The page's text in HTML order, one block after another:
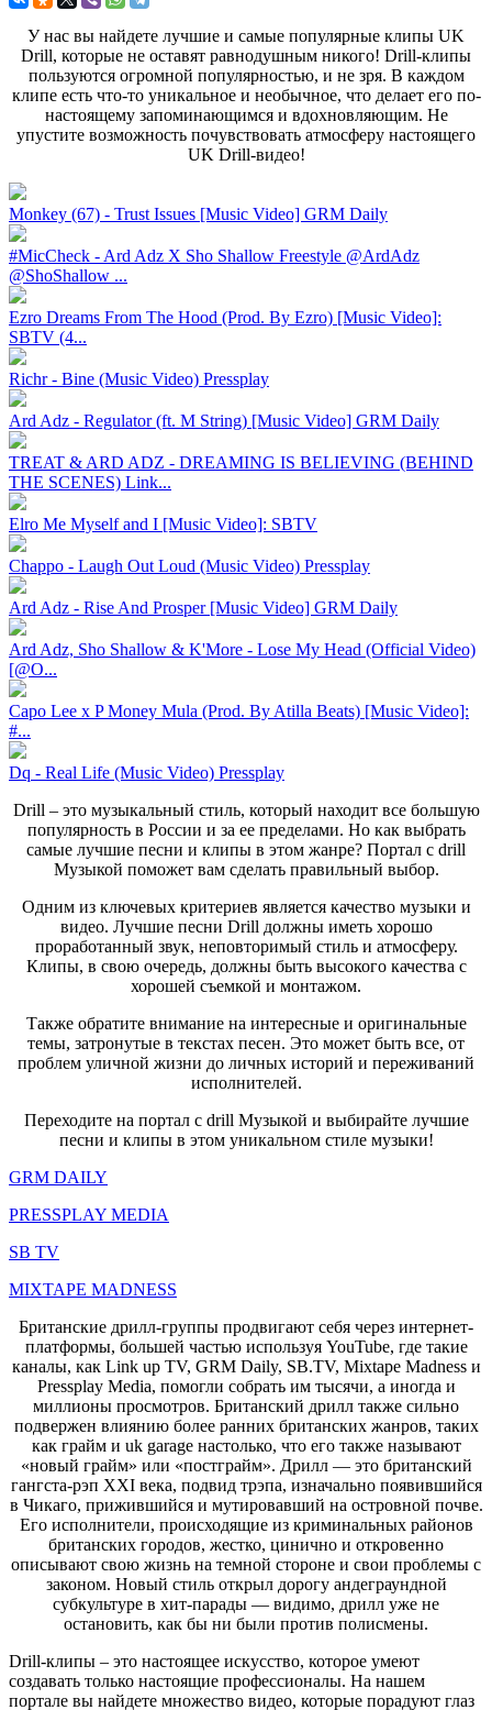
У нас вы найдете лучшие и самые популярные клипы UK
Drill, которые не оставят равнодушным никого! Drill-клипы
пользуются огромной популярностью, и не зря. В каждом
клипе есть что-то уникальное и необычное, что делает его по-
настоящему запоминающимся и вдохновляющим. Не
упустите возможность почувствовать атмосферу настоящего
UK Drill-видео!
Monkey (67) - Trust Issues [Music Video] GRM Daily
#MicCheck - Ard Adz X Sho Shallow Freestyle @ArdAdz
@ShoShallow ...
Ezro Dreams From The Hood (Prod. By Ezro) [Music Video]:
SBTV (4...
Richr - Bine (Music Video) Pressplay
Ard Adz - Regulator (ft. M String) [Music Video] GRM Daily
TREAT & ARD ADZ - DREAMING IS BELIEVING (BEHIND
THE SCENES) Link...
Elro Me Myself and I [Music Video]: SBTV
Chappo - Laugh Out Loud (Music Video) Pressplay
Ard Adz - Rise And Prosper [Music Video] GRM Daily
Ard Adz, Sho Shallow & K'More - Lose My Head (Official Video)
[@O...
Capo Lee x P Money Mula (Prod. By Atilla Beats) [Music Video]:
#...
Dq - Real Life (Music Video) Pressplay
Drill – это музыкальный стиль, который находит все большую
популярность в России и за ее пределами. Но как выбрать
самые лучшие песни и клипы в этом жанре? Портал с drill
Музыкой поможет вам сделать правильный выбор.
Одним из ключевых критериев является качество музыки и
видео. Лучшие песни Drill должны иметь хорошо
проработанный звук, неповторимый стиль и атмосферу.
Клипы, в свою очередь, должны быть высокого качества с
хорошей съемкой и монтажом.
Также обратите внимание на интересные и оригинальные
темы, затронутые в текстах песен. Это может быть все, от
проблем уличной жизни до личных историй и переживаний
исполнителей.
Переходите на портал с drill Музыкой и выбирайте лучшие
песни и клипы в этом уникальном стиле музыки!
GRM DAILY
PRESSPLAY MEDIA
SB TV
MIXTAPE MADNESS
Британские дрилл-группы продвигают себя через интернет-
платформы, большей частью используя YouTube, где такие
каналы, как Link up TV, GRM Daily, SB.TV, Mixtape Madness и
Pressplay Media, помогли собрать им тысячи, а иногда и
миллионы просмотров. Британский дрилл также сильно
подвержен влиянию более ранних британских жанров, таких
как грайм и uk garage настолько, что его также называют
«новый грайм» или «постграйм». Дрилл — это британский
гангста-рэп XXI века, подвид трэпа, изначально появившийся
в Чикаго, прижившийся и мутировавший на островной почве.
Его исполнители, происходящие из криминальных районов
британских городов, жестко, цинично и откровенно
описывают свою жизнь на темной стороне и свои проблемы с
законом. Новый стиль открыл дорогу андеграундной
субкультуре в хит-парады — видимо, дрилл уже не
остановить, как бы ни были против полисмены.
Drill-клипы – это настоящее искусство, которое умеют
создавать только настоящие профессионалы. На нашем
портале вы найдете множество видео, которые порадуют глаз